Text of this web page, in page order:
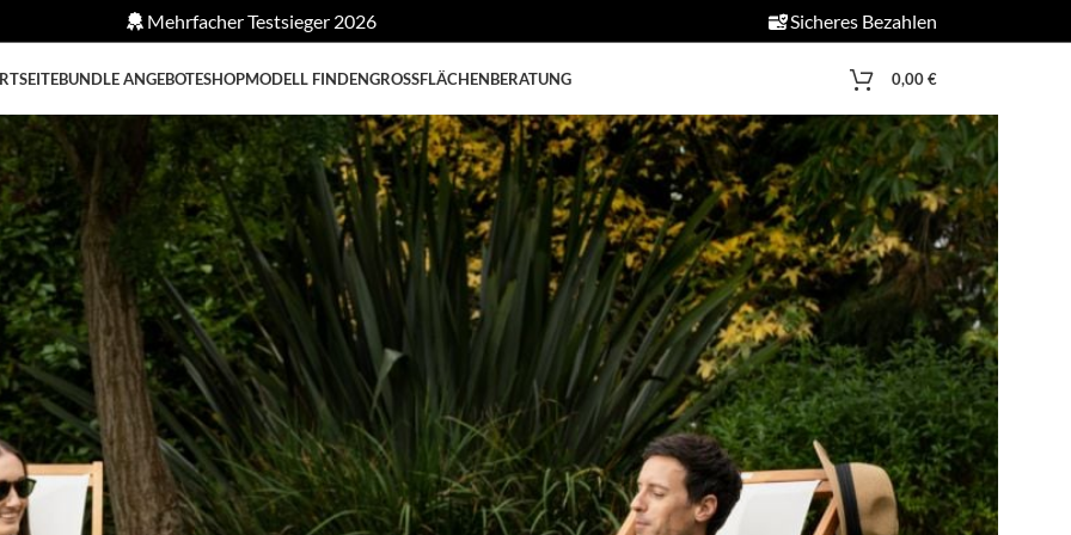
Mehrfacher Testsieger 2026 Sicheres Bezahlen
BUNDLE ANGEBOTESHOPMODELL FINDENGROSSFLÄCHEN BERATUNG 0,00€